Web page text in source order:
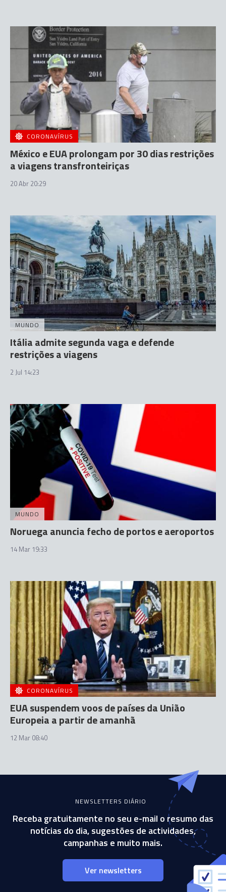
CORONAVÍRUS
México e EUA prolongam por 30 dias restrições
a viagens transfronteiriças
20 Abr 20:29
MUNDO
Itália admite segunda vaga e defende
restrições a viagens
2 Jul 14:23
MUNDO
Noruega anuncia fecho de portos e aeroportos
14 Mar 19:33
CORONAVÍRUS
EUA suspendem voos de países da União
Europeia a partir de amanhã
12 Mar 08:40
NEWSLETTERS DIÁRIO
Receba gratuitamente no seu e-mail o resumo das
notícias do dia, sugestões de actividades,
campanhas e muito mais.
Ver newsletters